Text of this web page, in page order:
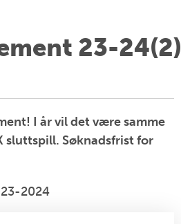
23-24(2)
I år vil det være samme
sluttspill. Søknadsfrist for
2024